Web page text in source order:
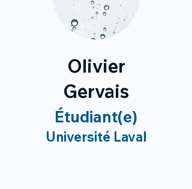
Olivier
Gervais
Étudiant(e)
Université Laval